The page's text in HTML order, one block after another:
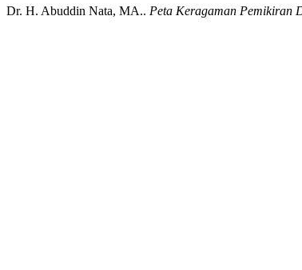
Dr. H. Abuddin Nata, MA.. Peta Keragaman Pemikiran